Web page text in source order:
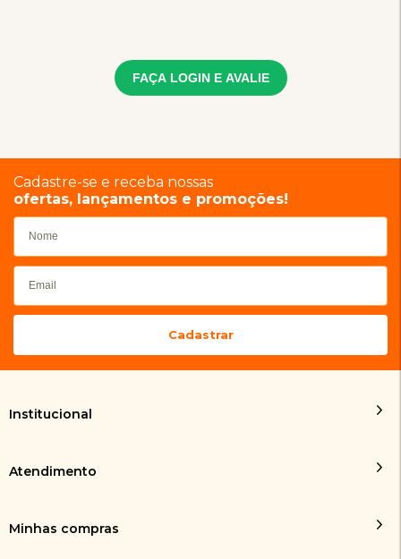
FAÇA LOGIN E AVALIE
Cadastre-se e receba nossas
ofertas, lançamentos e promoções!
Institucional
Atendimento
Minhas compras